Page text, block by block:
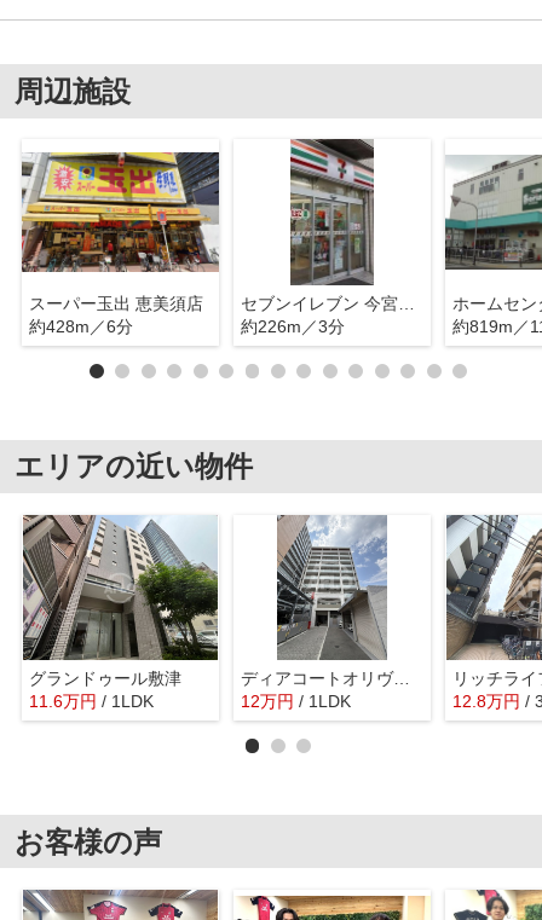
周辺施設
スーパー玉出 恵美須店
約428m／6分
セブンイレブン 今宮戎前店
約226m／3分
約819m／
エリアの近い物件
グランドゥール敷津
11.6万円 / 1LDK
ディアコートオリヴィエ
12万円 / 1LDK 12.8万円 /
お客様の声